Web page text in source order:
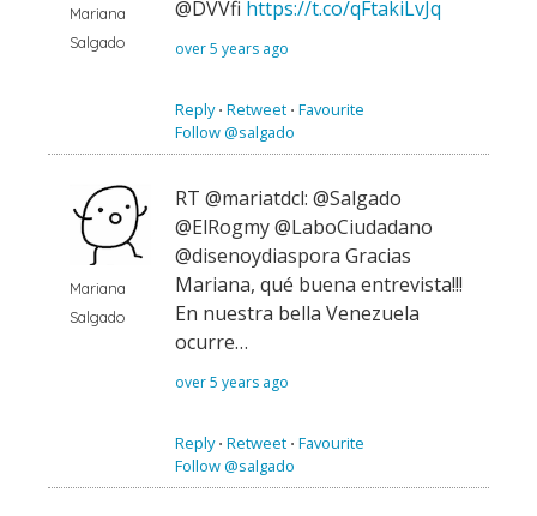
Mariana
Salgado
@DVVfi https://t.co/qFtakiLvJq
over 5 years ago
Reply⋅ Retweet ⋅ Favourite
Follow @salgado
Mariana
Salgado
RT @mariatdcl: @Salgado
@ElRogmy @LaboCiudadano
@disenoydiaspora Gracias
Mariana, qué buena entrevista!!!
En nuestra bella Venezuela
ocurre…
over 5 years ago
Reply⋅ Retweet ⋅ Favourite
Follow @salgado